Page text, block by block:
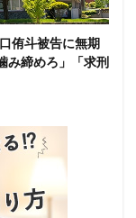
侑斗被告に無期
み締めろ」「求刑